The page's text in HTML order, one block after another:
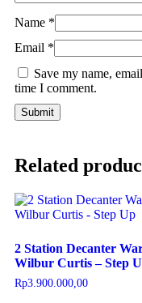
Name *
Email *
Save my name,
time I comment.
Related
2 Station Decanter
Wilbur Curtis – Step
Rp3.900.000,00